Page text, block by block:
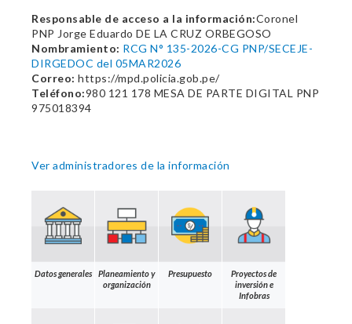
Responsable de acceso a la información:Coronel
PNP Jorge Eduardo DE LA CRUZ ORBEGOSO
Nombramiento: RCG N° 135-2026-CG PNP/SECEJE-
DIRGEDOC del 05MAR2026
Correo: https://mpd.policia.gob.pe/
Teléfono:980 121 178 MESA DE PARTE DIGITAL PNP
975018394
Ver administradores de la información
Datos generales
Planeamiento y
organización
Presupuesto
Proyectos de
inversión e
Infobras